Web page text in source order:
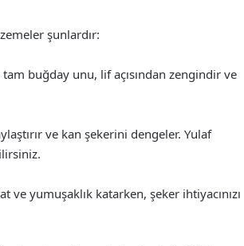
şunlardır:
buğday unu, lif açısından zengindir ve
ve kan şekerini dengeler. Yulaf
yumuşaklık katarken, şeker ihtiyacınızı